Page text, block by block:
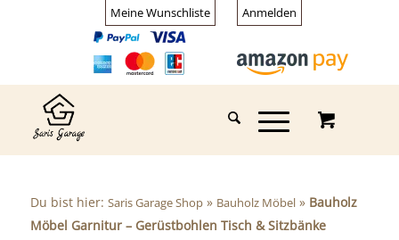
Meine Wunschliste Anmelden
Du bist hier: Saris Garage Shop» Bauholz Möbel» Bauholz
Möbel Garnitur – Gerüstbohlen Tisch & Sitzbänke